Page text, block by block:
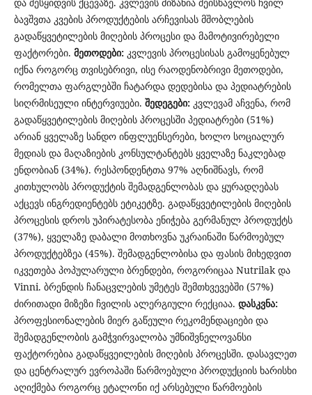
და შესყიდვის ქცევაზე. კვლევის მიზანია შეისწავლოს ჩვილ
ბავშვთა კვების პროდუქტების არჩევისას მშობლების
გადაწყვეტილების მიღების პროცესი და მამოტივირებელი
ფაქტორები. მეთოდები:კვლევის პროცესისას გამოყენებულ
იქნა როგორც თვისებრივი, ისე რაოდენობრივი მეთოდები,
რომელთა ფარგლებში ჩატარდა დედებისა და პედიატრების
სიღრმისეული ინტერვიუები. შედეგები:კვლევამ აჩვენა, რომ
გადაწყვეტილების მიღების პროცესში პედიატრები (51%)
არიან ყველაზე სანდო ინფლუენსერები, ხოლო სოციალურ
მედიას და მაღაზიების კონსულტანტებს ყველაზე ნაკლებად
ენდობიან (34%). რესპონდენტთა 97% აღნიშნავს, რომ
კითხულობს პროდუქტის შემადგენლობას და ყურადღებას
აქცევს ინგრედიენტებს ეტიკეტზე. გადაწყვეტილების მიღების
პროცესის დროს უპირატესობა ენიჭება გერმანულ პროდუქტს
(37%), ყველაზე დაბალი მოთხოვნა უკრაინაში წარმოებულ
პროდუქტებზეა (45%). შემადგენლობისა და ფასის მიხედვით
იკვეთება პოპულარული ბრენდები, როგორიცაა Nutrilak და
Vinni. ბრენდის ჩანაცვლების უმეტეს შემთხვევებში (57%)
ძირითადი მიზეზი ჩვილის ალერგიული რექციაა. დასკვნა:
პროფესიონალების მიერ გაწეული რეკომენდაციები და
შემადგენლობის გამჭვირვალობა უმნიშვნელოვანსი
ფაქტორებია გადაწყვეილების მიღების პროცესში. დასავლეთ
და ცენტრალურ ევროპაში წარმოებული პროდუქციის ხარისხი
აღიქმება როგორც ეტალონი იქ არსებული წარმოების